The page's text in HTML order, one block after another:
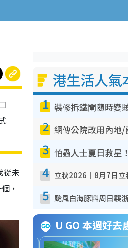
從未
，
港生活人氣
1
2
3
4
5
U GO 本週好去